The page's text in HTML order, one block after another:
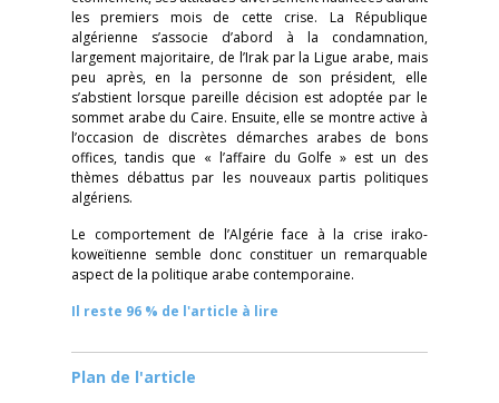
les premiers mois de cette crise. La République
algérienne s’associe d’abord à la condamnation,
largement majoritaire, de l’Irak par la Ligue arabe, mais
peu après, en la personne de son président, elle
s’abstient lorsque pareille décision est adoptée par le
sommet arabe du Caire. Ensuite, elle se montre active à
l’occasion de discrètes démarches arabes de bons
offices, tandis que « l’affaire du Golfe » est un des
thèmes débattus par les nouveaux partis politiques
algériens.
Le comportement de l’Algérie face à la crise irako-
koweïtienne semble donc constituer un remarquable
aspect de la politique arabe contemporaine.
Il reste 96 % de l'article à lire
Plan de l'article